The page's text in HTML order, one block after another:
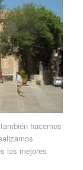
hacemos
los mejores